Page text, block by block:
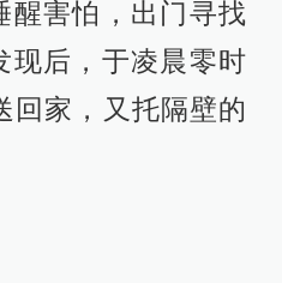
醒害怕，出门寻找
现后，于凌晨零时
回家，又托隔壁的